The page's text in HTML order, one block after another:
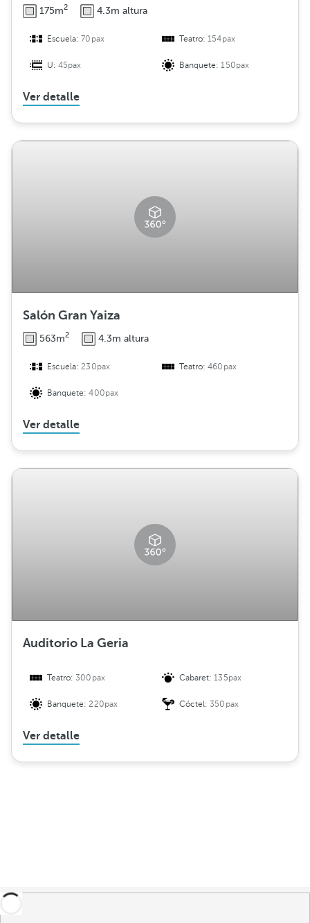
175m2 4.3m altura
Escuela:70pax Teatro:154pax
U:45pax Banquete:150pax
Ver detalle
Salón Gran Yaiza
563m2 4.3m altura
Escuela:230pax Teatro:460pax
Banquete:400pax
Ver detalle
Auditorio La Geria
Teatro:300pax Cabaret:135pax
Banquete:220pax Cóctel:350pax
Ver detalle